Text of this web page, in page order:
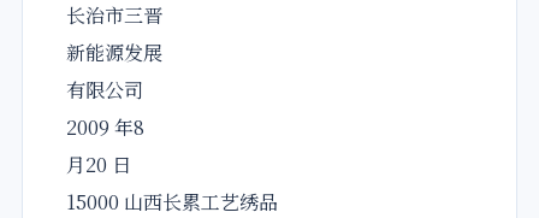
长治市三晋
新能源发展
有限公司
2009 年8
月20 日
15000 山西长累工艺绣品